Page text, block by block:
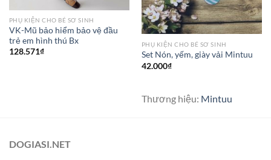
PHỤ KIỆN CHO BÉ SƠ SINH
VK-Mũ bảo hiểm bảo vệ đầu
trẻ em hình thú Bx
128.571₫
PHỤ KIỆN CHO BÉ SƠ SINH
Set Nón, yếm, giày vải Mintuu
42.000₫
Thương hiệu: Mintuu
DOGIASI.NET